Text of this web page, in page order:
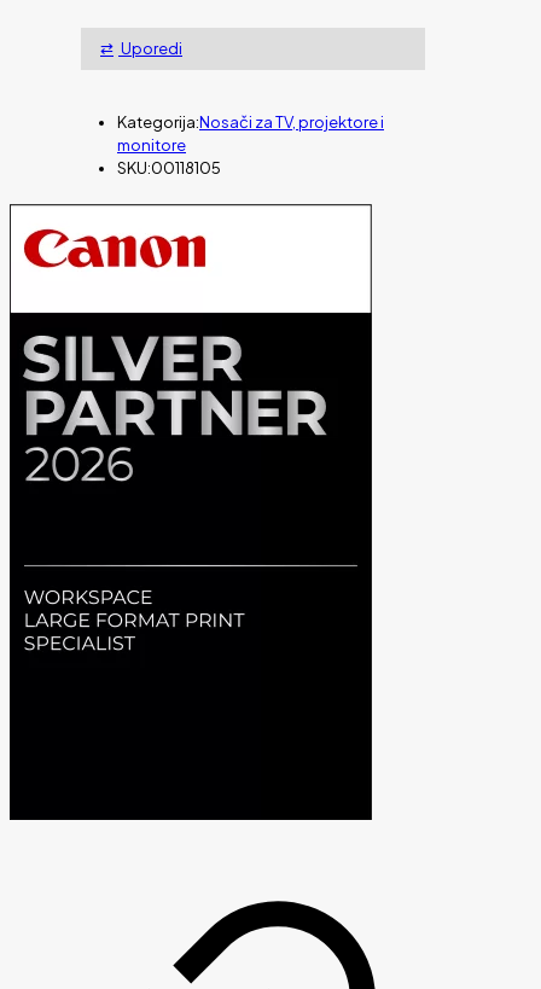
Uporedi
Kategorija:Nosači za TV, projektore i
monitore
SKU:00118105